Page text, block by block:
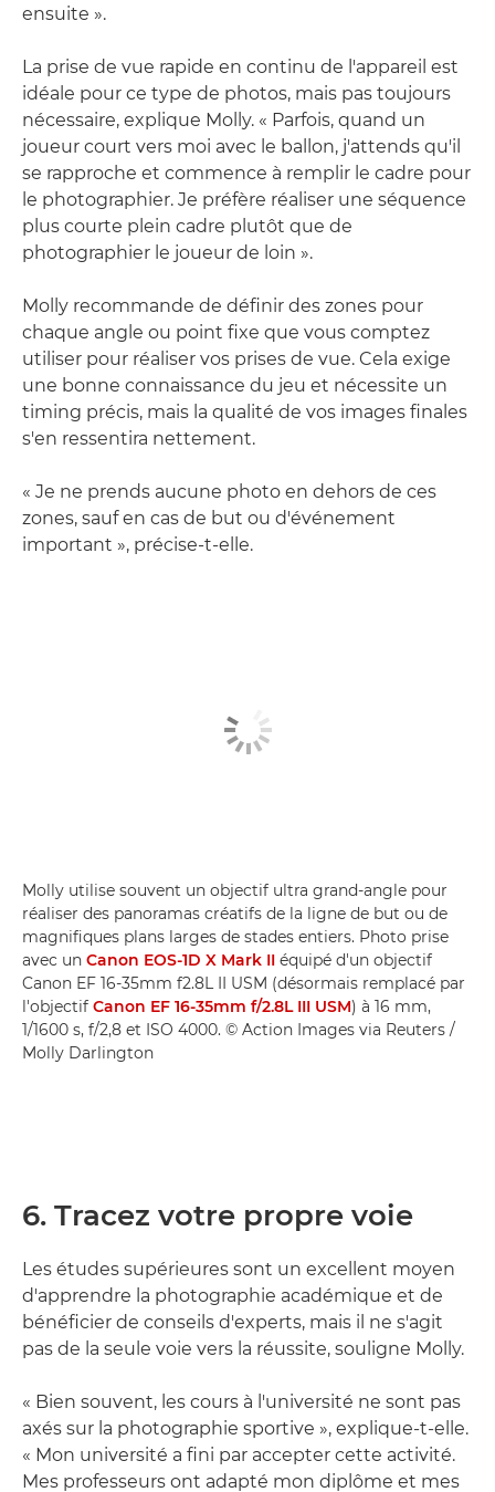
ensuite ».
La prise de vue rapide en continu de l'appareil est
idéale pour ce type de photos, mais pas toujours
nécessaire, explique Molly. « Parfois, quand un
joueur court vers moi avec le ballon, j'attends qu'il
se rapproche et commence à remplir le cadre pour
le photographier. Je préfère réaliser une séquence
plus courte plein cadre plutôt que de
photographier le joueur de loin ».
Molly recommande de définir des zones pour
chaque angle ou point fixe que vous comptez
utiliser pour réaliser vos prises de vue. Cela exige
une bonne connaissance du jeu et nécessite un
timing précis, mais la qualité de vos images finales
s'en ressentira nettement.
« Je ne prends aucune photo en dehors de ces
zones, sauf en cas de but ou d'événement
important », précise-t-elle.
Molly utilise souvent un objectif ultra grand-angle pour
réaliser des panoramas créatifs de la ligne de but ou de
magnifiques plans larges de stades entiers. Photo prise
avec un Canon EOS-1D X Mark II équipé d'un objectif
Canon EF 16-35mm f2.8L II USM (désormais remplacé par
l'objectif Canon EF 16-35mm f/2.8L III USM) à 16 mm,
1/1600 s, f/2,8 et ISO 4000. © Action Images via Reuters /
Molly Darlington
6. Tracez votre propre voie
Les études supérieures sont un excellent moyen
d'apprendre la photographie académique et de
bénéficier de conseils d'experts, mais il ne s'agit
pas de la seule voie vers la réussite, souligne Molly.
« Bien souvent, les cours à l'université ne sont pas
axés sur la photographie sportive », explique-t-elle.
« Mon université a fini par accepter cette activité.
Mes professeurs ont adapté mon diplôme et mes